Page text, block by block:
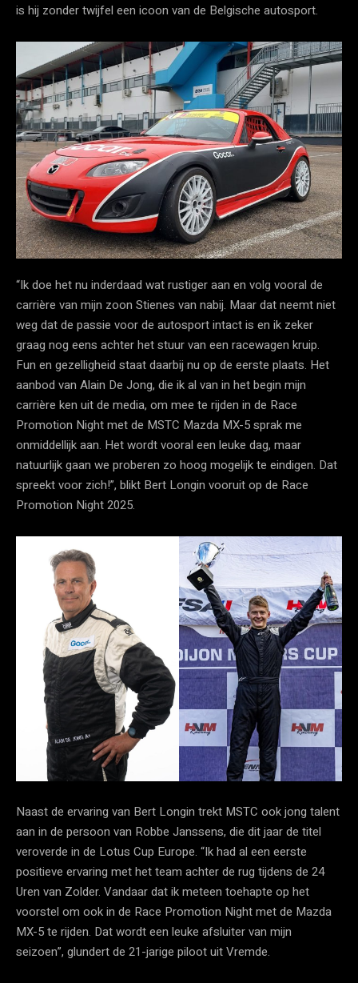
is hij zonder twijfel een icoon van de Belgische autosport.
“Ik doe het nu inderdaad wat rustiger aan en volg vooral de
carrière van mijn zoon Stienes van nabij. Maar dat neemt niet
weg dat de passie voor de autosport intact is en ik zeker
graag nog eens achter het stuur van een racewagen kruip.
Fun en gezelligheid staat daarbij nu op de eerste plaats. Het
aanbod van Alain De Jong, die ik al van in het begin mijn
carrière ken uit de media, om mee te rijden in de Race
Promotion Night met de MSTC Mazda MX-5 sprak me
onmiddellijk aan. Het wordt vooral een leuke dag, maar
natuurlijk gaan we proberen zo hoog mogelijk te eindigen. Dat
spreekt voor zich!”, blikt Bert Longin vooruit op de Race
Promotion Night 2025.
Naast de ervaring van Bert Longin trekt MSTC ook jong talent
aan in de persoon van Robbe Janssens, die dit jaar de titel
veroverde in de Lotus Cup Europe. “Ik had al een eerste
positieve ervaring met het team achter de rug tijdens de 24
Uren van Zolder. Vandaar dat ik meteen toehapte op het
voorstel om ook in de Race Promotion Night met de Mazda
MX-5 te rijden. Dat wordt een leuke afsluiter van mijn
seizoen”, glundert de 21-jarige piloot uit Vremde.